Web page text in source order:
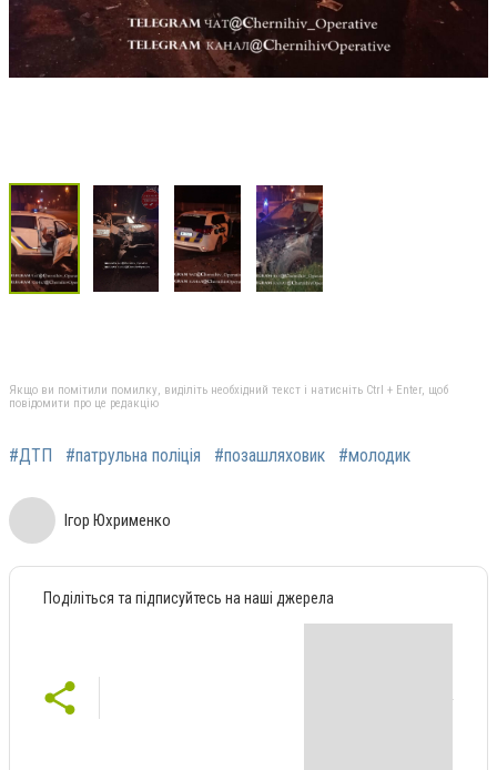
Якщо ви помітили помилку, виділіть необхідний текст і натисніть Ctrl + Enter, щоб
повідомити про це редакцію
#ДТП #патрульна поліція #позашляховик #молодик
Ігор Юхрименко
Поділіться та підписуйтесь на наші джерела